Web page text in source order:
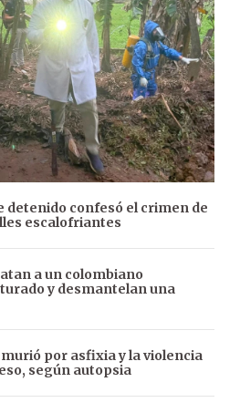
detenido confesó el crimen de
escalofriantes
a un colombiano
y desmantelan una
murió por asfixia y la violencia
según autopsia